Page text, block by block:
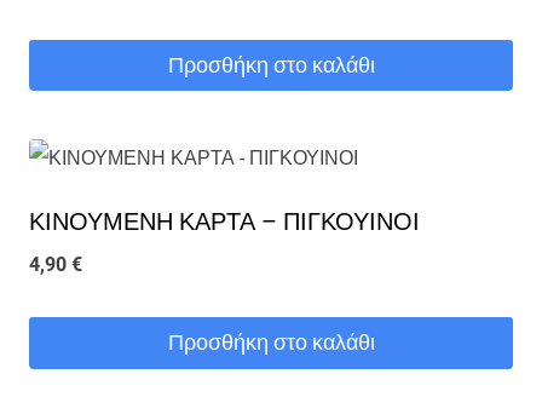
Προσθήκη στο καλάθι
ΚΙΝΟΥΜΕΝΗ ΚΑΡΤΑ – ΠΙΓΚΟΥΙΝΟΙ
4,90 €
Προσθήκη στο καλάθι